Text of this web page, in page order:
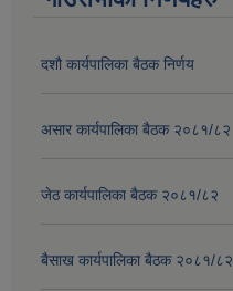
दशौ कार्यपालिका बैठक निर्णय
असार कार्यपालिका बैठक २०८१/८२
जेठ कार्यपालिका बैठक २०८१/८२
बैसाख कार्यपालिका बैठक २०८१/८२